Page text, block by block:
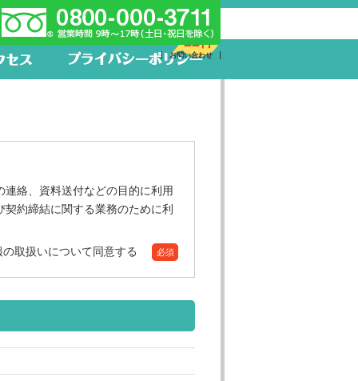
新着求人
22件
お問い合わせ
絡、資料送付などの目的に利用
約締結に関する業務のために利
取扱いについて同意する 必須